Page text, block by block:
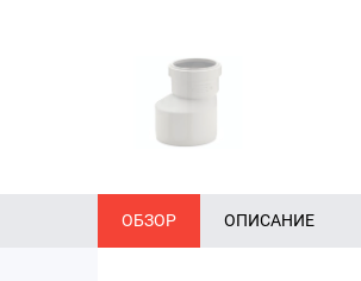
ОБЗОР ОПИСАНИЕ